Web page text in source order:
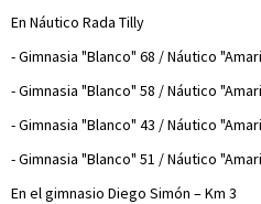
En Náutico Rada Tilly
- Gimnasia "Blanco" 68 / Náutico
- Gimnasia "Blanco" 58 / Náutico
- Gimnasia "Blanco" 43 / Náutico
- Gimnasia "Blanco" 51 / Náutico
En el gimnasio Diego Simón – Km 3